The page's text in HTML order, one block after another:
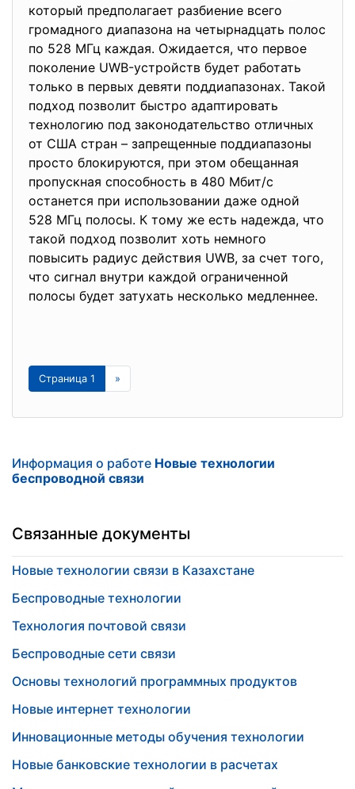
который предполагает разбиение всего
громадного диапазона на четырнадцать полос
по 528 МГц каждая. Ожидается, что первое
поколение UWB-устройств будет работать
только в первых девяти поддиапазонах. Такой
подход позволит быстро адаптировать
технологию под законодательство отличных
от США стран – запрещенные поддиапазоны
просто блокируются, при этом обещанная
пропускная способность в 480 Мбит/с
останется при использовании даже одной
528 МГц полосы. К тому же есть надежда, что
такой подход позволит хоть немного
повысить радиус действия UWB, за счет того,
что сигнал внутри каждой ограниченной
полосы будет затухать несколько медленнее.
Страница 1 »
Информация о работе Новые технологии
беспроводной связи
Связанные документы
Новые технологии связи в Казахстане
Беспроводные технологии
Технология почтовой связи
Беспроводные сети связи
Основы технологий программных продуктов
Новые интернет технологии
Инновационные методы обучения технологии
Новые банковские технологии в расчетах